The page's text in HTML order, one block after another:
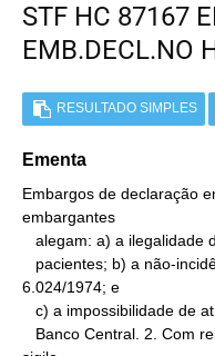
STF HC 87167
EMB.DECL.NO
RESULTADO SIMPLES
Ementa
Embargos de declaração
embargantes
6.024/1974; e